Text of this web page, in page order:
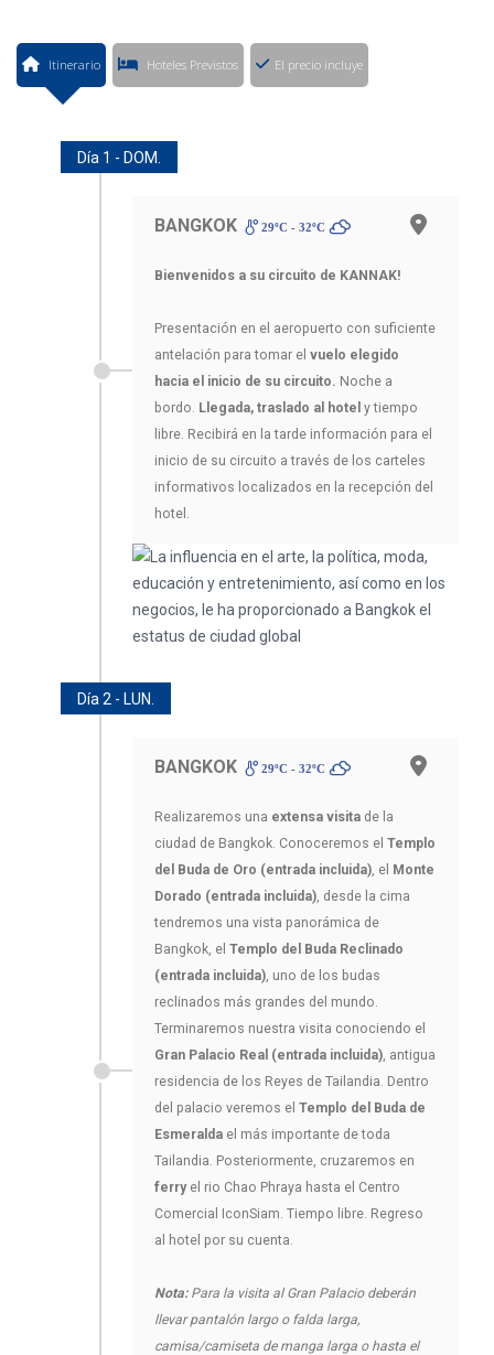
Itinerario Hoteles Previstos El precio incluye
Día 1 - DOM.
BANGKOK 29ºC - 32ºC
Bienvenidos a su circuito de KANNAK!
Presentación en el aeropuerto con suficiente
antelación para tomar el vuelo elegido
hacia el inicio de su circuito. Noche a
bordo. Llegada, traslado al hotel y tiempo
libre. Recibirá en la tarde información para el
inicio de su circuito a través de los carteles
informativos localizados en la recepción del
hotel.
Día 2 - LUN.
BANGKOK 29ºC - 32ºC
Realizaremos una extensa visita de la
ciudad de Bangkok. Conoceremos el Templo
del Buda de Oro (entrada incluida) , el Monte
Dorado (entrada incluida) , desde la cima
tendremos una vista panorámica de
Bangkok, el Templo del Buda Reclinado
(entrada incluida) , uno de los budas
reclinados más grandes del mundo.
Terminaremos nuestra visita conociendo el
Gran Palacio Real (entrada incluida) , antigua
residencia de los Reyes de Tailandia. Dentro
del palacio veremos el Templo del Buda de
Esmeralda el más importante de toda
Tailandia. Posteriormente, cruzaremos en
ferryel rio Chao Phraya hasta el Centro
Comercial IconSiam. Tiempo libre. Regreso
al hotel por su cuenta.
Nota:Para la visita al Gran Palacio deberán
llevar pantalón largo o falda larga,
camisa/camiseta de manga larga o hasta el